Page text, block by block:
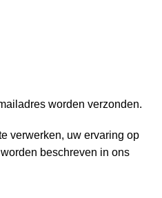
worden verzonden.
verwerken, uw ervaring op
beschreven in ons